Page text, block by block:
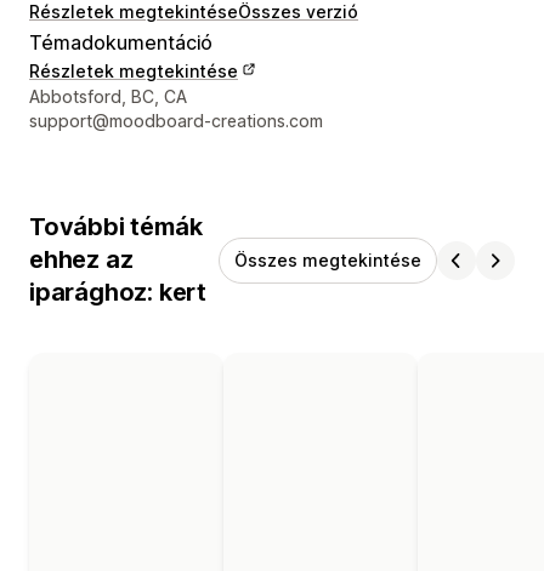
Részletek megtekintéseÖsszes verzió
Témadokumentáció
Részletek megtekintése
Dizájner kapcsolattartási adatai
Abbotsford, BC, CA
support@moodboard-creations.com
További témák
ehhez az
iparághoz: kert
Összes megtekintése